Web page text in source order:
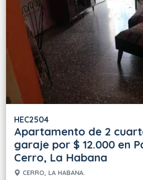
HEC2504
Apartamento de 2
garaje por $ 12.000 en
Cerro, La Habana
CERRO, LA HABANA.